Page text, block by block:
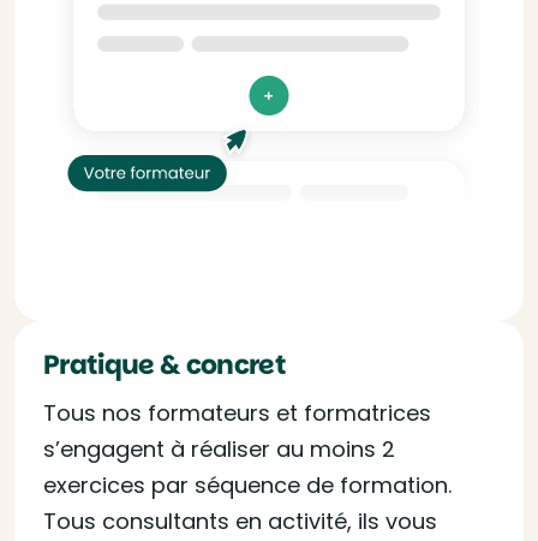
Pratique & concret
Tous nos formateurs et formatrices
s’engagent à réaliser au moins 2
exercices par séquence de formation.
Tous consultants en activité, ils vous